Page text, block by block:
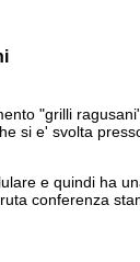
"grilli
si e' svolta
e quindi ha
conferenza